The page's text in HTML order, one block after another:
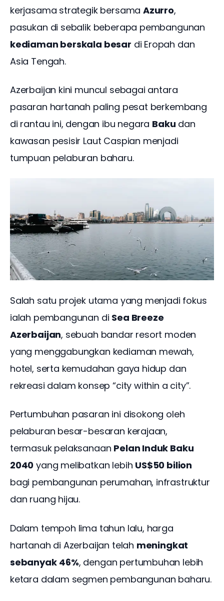
kerjasama strategik bersama Azurro,
pasukan di sebalik beberapa pembangunan
kediaman berskala besar di Eropah dan
Asia Tengah.
Azerbaijan kini muncul sebagai antara
pasaran hartanah paling pesat berkembang
di rantau ini, dengan ibu negara Baku dan
kawasan pesisir Laut Caspian menjadi
tumpuan pelaburan baharu.
Salah satu projek utama yang menjadi fokus
ialah pembangunan di Sea Breeze
Azerbaijan, sebuah bandar resort moden
yang menggabungkan kediaman mewah,
hotel, serta kemudahan gaya hidup dan
rekreasi dalam konsep “city within a city”.
Pertumbuhan pasaran ini disokong oleh
pelaburan besar-besaran kerajaan,
termasuk pelaksanaan Pelan Induk Baku
2040 yang melibatkan lebih US$50 bilion
bagi pembangunan perumahan, infrastruktur
dan ruang hijau.
Dalam tempoh lima tahun lalu, harga
hartanah di Azerbaijan telah meningkat
sebanyak 46%, dengan pertumbuhan lebih
ketara dalam segmen pembangunan baharu.